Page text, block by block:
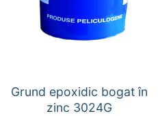
Grund epoxidic bogat în
zinc 3024G